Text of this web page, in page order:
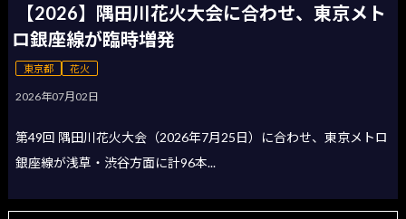
【2026】隅田川花火大会に合わせ、東京メト
ロ銀座線が臨時増発
東京都 花火
2026年07月02日
第49回 隅田川花火大会（2026年7月25日）に合わせ、東京メトロ
銀座線が浅草・渋谷方面に計96本...